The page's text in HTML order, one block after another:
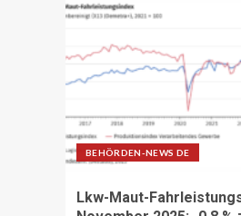
BEHÖRDEN-NEWS DE
Lkw-Maut-